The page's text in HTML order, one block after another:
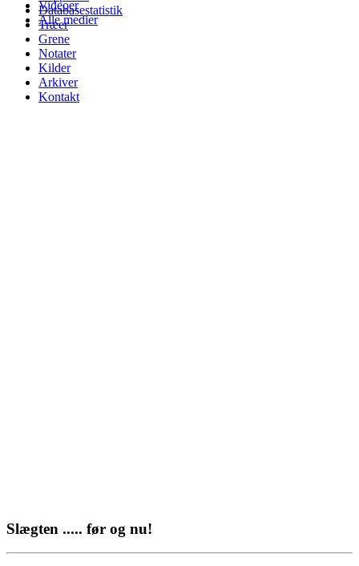
Videoer
Alle medier
Databasestatistik
Træer
Grene
Notater
Kilder
Arkiver
Kontakt
Slægten ..... før og nu!